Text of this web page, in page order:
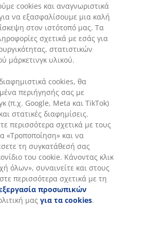
cookies και αναγνωριστικά
να εξασφαλίσουμε μια καλή
στον ιστότοπό μας. Τα
σχετικά με εσάς για
στατιστικών
μάρκετινγκ υλικού.
cookies, θα
περιήγησής σας με
(π.χ. Google, Meta και TikTok)
στατικές διαφημίσεις.
περισσότερα σχετικά με τους
«Τροποποίηση» και να
τη συγκατάθεσή σας
του cookie. Κάνοντας κλικ
όλων», συναινείτε και στους
περισσότερα σχετικά με τη
προσωπικών
μας για τα cookies.